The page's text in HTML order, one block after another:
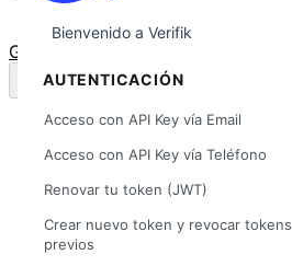
GitHub
Bienvenido a Verifik
AUTENTICACIÓN
Acceso con API Key vía Email
Acceso con API Key vía Teléfono
Renovar tu token (JWT)
Crear nuevo token y revocar tokens
previos